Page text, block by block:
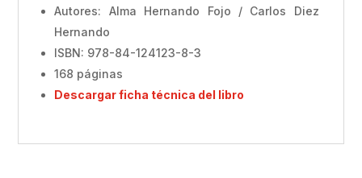
Autores: Alma Hernando Fojo / Carlos Diez
Hernando
ISBN: 978-84-124123-8-3
168 páginas
Descargar ficha técnica del libro